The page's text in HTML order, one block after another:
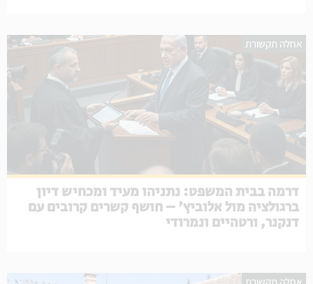
אחלה תקשורת
דרמה בבית המשפט: נתניהו מעיד ומכחיש דיון
ברגולציה מול אלוביץ' – חושף קשרים קרובים עם
דנקנר, ורטהיים ונמרודי